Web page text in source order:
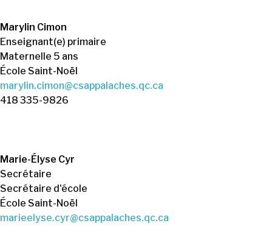
Marylin Cimon
Enseignant(e) primaire
Maternelle 5 ans
École Saint-Noël
marylin.cimon@csappalaches.qc.ca
418 335-9826
Marie-Élyse Cyr
Secrétaire
Secrétaire d'école
École Saint-Noël
marieelyse.cyr@csappalaches.qc.ca